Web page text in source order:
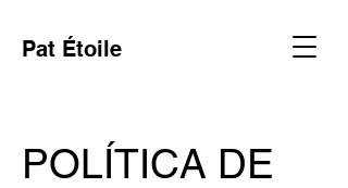
Pat Étoile
POLÍTICA DE